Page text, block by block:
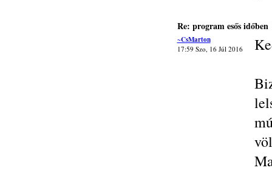
Re: program esős időben
~CsMarton
17:59 Szo, 16 Júl 2016